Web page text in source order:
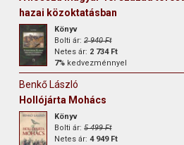
hazai közoktatásban
Könyv
Bolti ár:2 940 Ft
Netes ár: 2 734 Ft
7% kedvezménnyel
Benkő László
Hollójárta Mohács
Könyv
Bolti ár:5 499 Ft
Netes ár:4 949 Ft